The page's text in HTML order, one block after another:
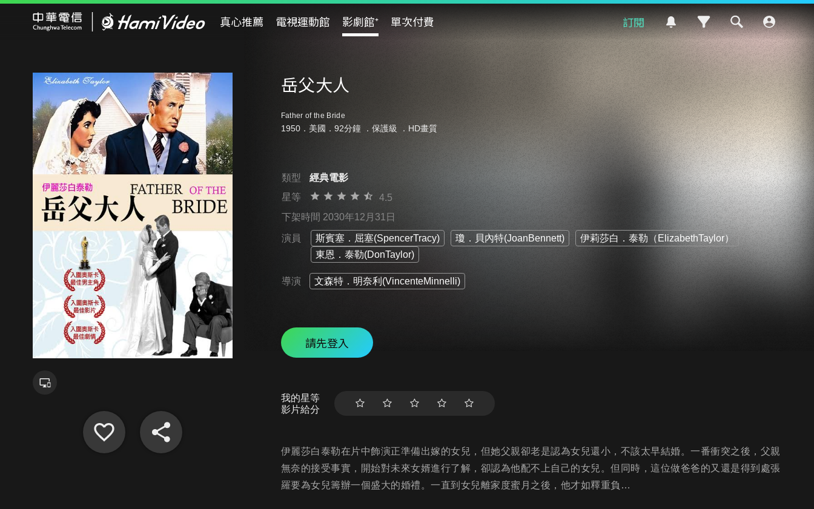
真心推薦 電視運動館 影劇館⁺ 單次付費 訂閱
岳父大人
Father of the Bride
1950．美國．92分鐘 ． 保護級 ．HD畫質
類型
經典電影
星等
4.5
下架時間 2030年12月31日
演員 斯賓塞．屈塞(SpencerTracy) 瓊．貝內特(JoanBennett)
伊莉莎白．泰勒（ElizabethTaylor）
東恩．泰勒(DonTaylor)
導演 文森特．明奈利(VincenteMinnelli)
請先登入
我的星等
影片給分
伊麗莎白泰勒在片中飾演正準備出嫁的女兒，但她父親卻老是認為女兒還小，不該太早結婚。一番衝突之後，父親
無奈的接受事實，開始對未來女婿進行了解，卻認為他配不上自己的女兒。但同時，這位做爸爸的又還是得到處張
羅要為女兒籌辦一個盛大的婚禮。一直到女兒離家度蜜月之後，他才如釋重負…